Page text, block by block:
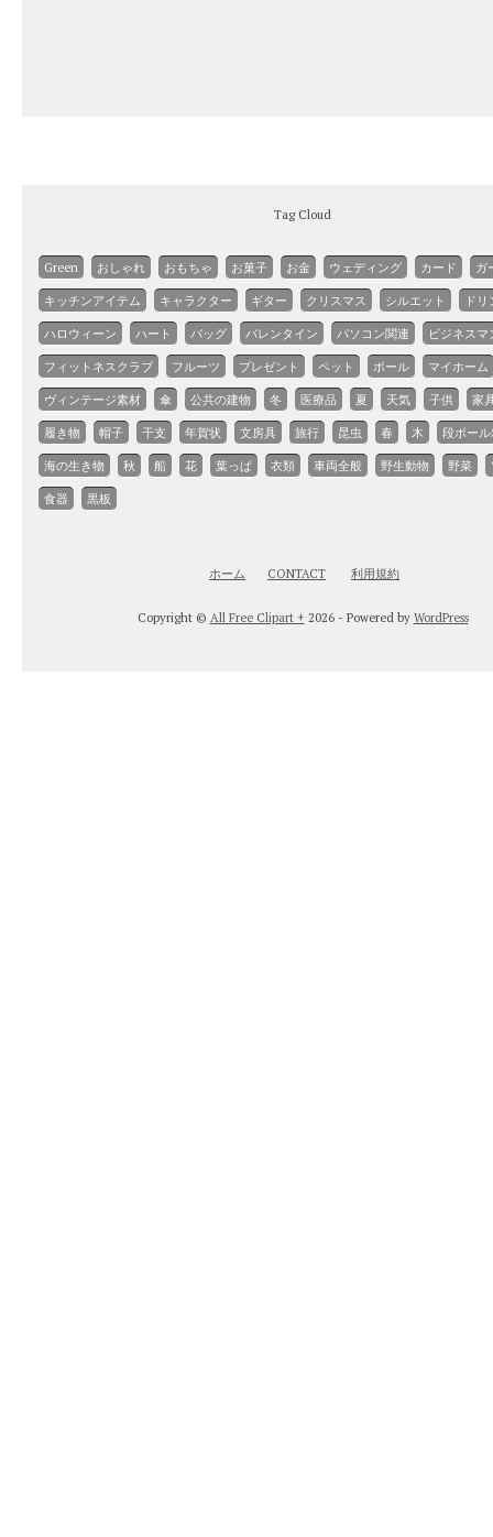
Tag Cloud
Green おしゃれ おもちゃ お菓子 お金 ウェディング カード ガ
キッチンアイテム キャラクター ギター クリスマス シルエット ド
ハロウィーン ハート バッグ バレンタイン パソコン関連 ビジネスマ
フィットネスクラブ フルーツ プレゼント ペット ボール マイホーム
ヴィンテージ素材 傘 公共の建物 冬 医療品 夏 天気 子供 家
履き物 帽子 干支 年賀状 文房具 旅行 昆虫 春 木 段ボー
海の生き物 秋 船 花 葉っぱ 衣類 車両全般 野生動物 野菜
食器 黒板
ホーム CONTACT 利用規約
Copyright © All Free Clipart + 2026 - Powered by WordPress